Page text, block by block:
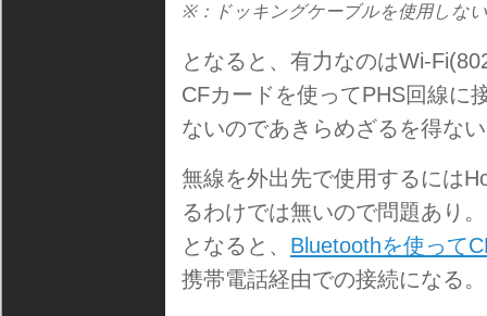
※：ドッキングケーブルを使用しない
となると、有力なのはWi-
CFカードを使ってPHS回線に
ないのであきらめざるを得な
無線を外出先で使用するには
るわけでは無いので問題あり。
となると、 Bluetoothを使って
携帯電話経由での接続になる。